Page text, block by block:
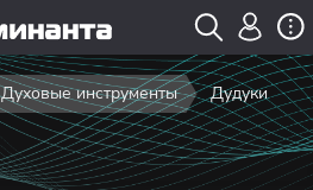
Духовые инструменты Дудуки